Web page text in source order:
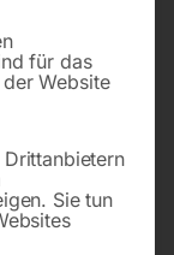
380 u.
die eine
für das
Website
Sie tun